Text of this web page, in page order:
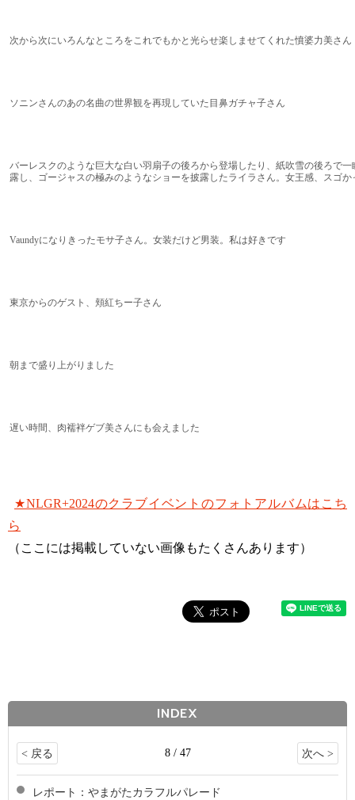
次から次にいろんなところをこれでもかと光らせ楽しませてくれた憤婆力美さん
ソニンさんのあの名曲の世界観を再現していた目鼻ガチャ子さん
バーレスクのような巨大な白い羽扇子の後ろから登場したり、紙吹雪の後ろで
露し、ゴージャスの極みのようなショーを披露したライラさん。女王感、スゴか
Vaundyになりきったモサ子さん。女装だけど男装。私は好きです
東京からのゲスト、頬紅ちー子さん
朝まで盛り上がりました
遅い時間、肉襦袢ゲブ美さんにも会えました
★NLGR+2024のクラブイベントのフォトアルバムはこち
ら
（ここには掲載していない画像もたくさんあります）
INDEX
< 戻る 8 / 47 次へ >
レポート：やまがたカラフルパレード